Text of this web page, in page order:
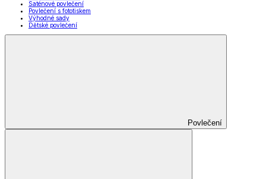
Saténové povlečení
Povlečení s fototiskem
Výhodné sady
Dětské povlečení
Povlečení